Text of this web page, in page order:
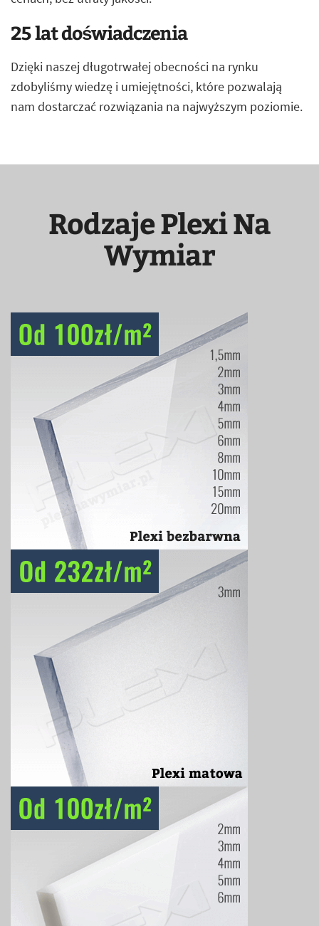
25 lat doświadczenia
Dzięki naszej długotrwałej obecności na rynku
zdobyliśmy wiedzę i umiejętności, które pozwalają
nam dostarczać rozwiązania na najwyższym poziomie.
Rodzaje Plexi Na
Wymiar